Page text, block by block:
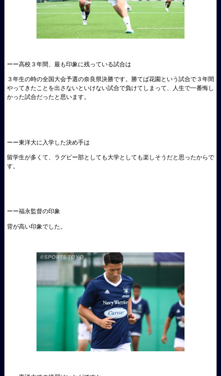
ーー高校３年間、最も印象に残っている試合は
３年生の時の全国大会予選の奈良県決勝です。勝てば花園という試合で３年間
やってきたことを出さないといけない試合で負けてしまって、人生で一番悔し
かった試合だったと思います。
ーー東洋大に入学した決め手は
留学生が多くて、ラグビー部としても大学としても楽しそうだと思ったからで
す。
ーー福永監督の印象
背が高い印象でした。